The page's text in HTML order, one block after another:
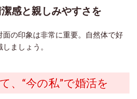
感と親しみやすさを
の印象は非常に重要。自然体で好
ましょう。
、“今の私”で婚活を